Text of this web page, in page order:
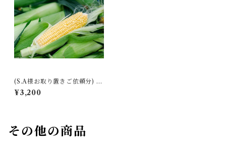
(S.A様お取り置きご依頼分) た
まがったスイートコーン
¥3,200
その他の商品